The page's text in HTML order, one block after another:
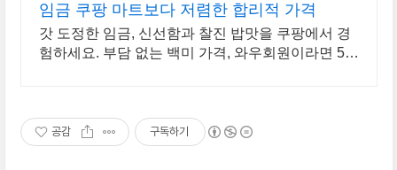
임금 쿠팡 마트보다 저렴한 합리적 가격
갓 도정한 임금, 신선함과 찰진 밥맛을 쿠팡에서 경
험하세요. 부담 없는 백미 가격, 와우회원이라면 5%
공감 구독하기